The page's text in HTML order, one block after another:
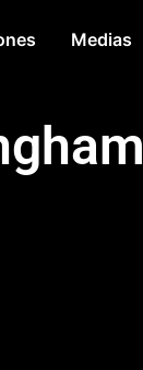
Medias